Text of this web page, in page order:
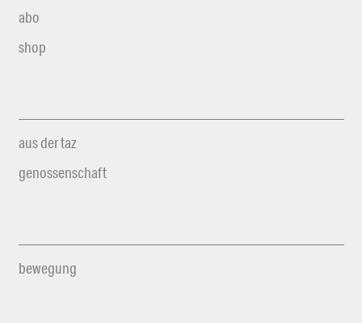
abo
shop
aus der taz
genossenschaft
bewegung